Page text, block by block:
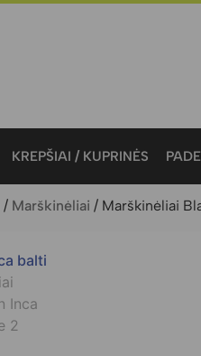
KREPŠIAI / KUPRINĖS
/ Marškinėliai / Marškinėliai